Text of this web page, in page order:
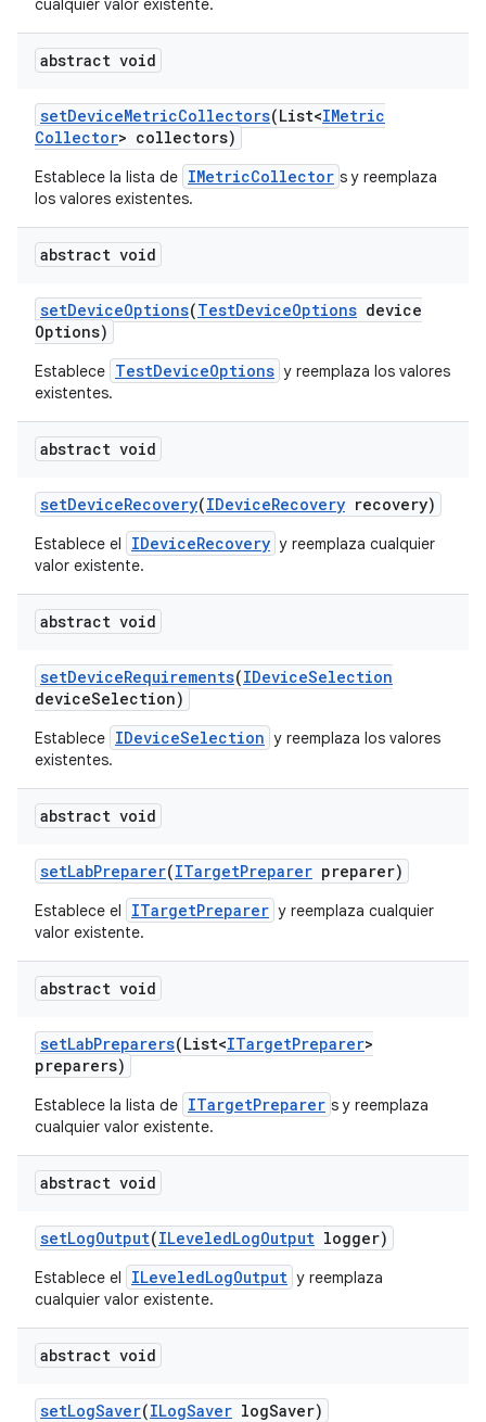
cualquier valor existente.
abstract void
setDeviceMetricCollectors(List<IMetric
Collector> collectors)
Establece la lista de IMetricCollector s y reemplaza
los valores existentes.
abstract void
setDeviceOptions(TestDeviceOptions device
Options)
Establece TestDeviceOptions y reemplaza los valores
existentes.
abstract void
setDeviceRecovery(IDeviceRecovery recovery)
Establece el IDeviceRecovery y reemplaza cualquier
valor existente.
abstract void
setDeviceRequirements(IDeviceSelection
deviceSelection)
Establece IDeviceSelection y reemplaza los valores
existentes.
abstract void
setLabPreparer(ITargetPreparer preparer)
Establece el ITargetPreparer y reemplaza cualquier
valor existente.
abstract void
setLabPreparers(List<ITargetPreparer>
preparers)
Establece la lista de ITargetPreparer s y reemplaza
cualquier valor existente.
abstract void
setLogOutput(ILeveledLogOutput logger)
Establece el ILeveledLogOutput y reemplaza
cualquier valor existente.
abstract void
setLogSaver(ILogSaver logSaver)